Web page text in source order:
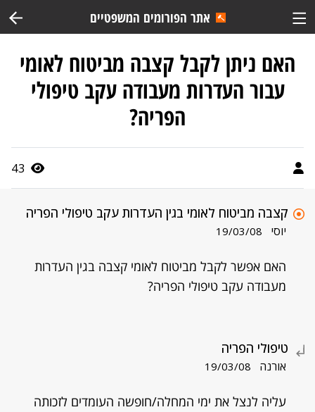
אתר הפורומים המשפטיים
האם ניתן לקבל קצבה מביטוח לאומי
עבור העדרות מעבודה עקב טיפולי
הפריה?
43
קצבה מביטוח לאומי בגין העדרות עקב טיפולי הפריה
יוסי 19/03/08
האם אפשר לקבל מביטוח לאומי קצבה בגין העדרות
מעבודה עקב טיפולי הפריה?
טיפולי הפריה
אורנה 19/03/08
עליה לנצל את ימי המחלה/חופשה העומדים לזכותה